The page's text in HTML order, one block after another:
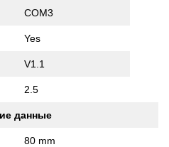
COM3
Yes
V1.1
2.5
данные
80 mm